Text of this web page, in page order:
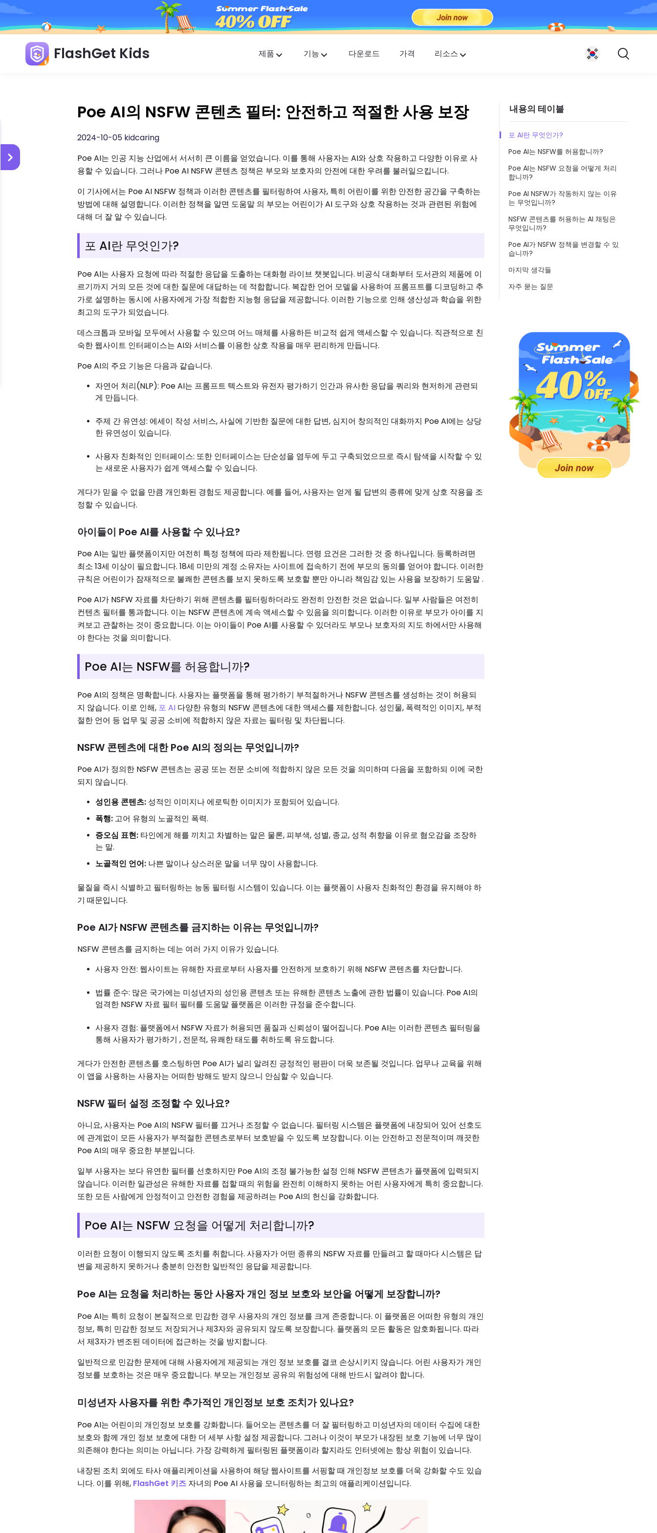
FlashGet Kids 제품
FlashGet Finder
기능 다운로드 가격 리소스
Poe AI의 NSFW 콘텐츠 필터: 안전하고 적절한 사용 보장
2024-10-05 kidcaring
Poe AI는 인공 지능 산업에서 서서히 큰 이름을 얻었습니다. 이를 통해 사용자는 AI와 상호 작용하고 다양한 이유로 사
용할 수 있습니다. 그러나 Poe AI NSFW 콘텐츠 정책은 부모와 보호자의 안전에 대한 우려를 불러일으킵니다.
이 기사에서는 Poe AI NSFW 정책과 이러한 콘텐츠를 필터링하여 사용자, 특히 어린이를 위한 안전한 공간을 구축하는
방법에 대해 설명합니다. 이러한 정책을 알면 도움말 의 부모는 어린이가 AI 도구와 상호 작용하는 것과 관련된 위험에
대해 더 잘 알 수 있습니다.
포 AI란 무엇인가?
Poe AI는 사용자 요청에 따라 적절한 응답을 도출하는 대화형 라이브 챗봇입니다. 비공식 대화부터 도서관의 제품에 이
르기까지 거의 모든 것에 대한 질문에 대답하는 데 적합합니다. 복잡한 언어 모델을 사용하여 프롬프트를 디코딩하고 추
가로 설명하는 동시에 사용자에게 가장 적합한 지능형 응답을 제공합니다. 이러한 기능으로 인해 생산성과 학습을 위한
최고의 도구가 되었습니다.
데스크톱과 모바일 모두에서 사용할 수 있으며 어느 매체를 사용하든 비교적 쉽게 액세스할 수 있습니다. 직관적으로 친
숙한 웹사이트 인터페이스는 AI와 서비스를 이용한 상호 작용을 매우 편리하게 만듭니다.
Poe AI의 주요 기능은 다음과 같습니다.
자연어 처리(NLP): Poe AI는 프롬프트 텍스트와 유전자 평가하기 인간과 유사한 응답을 쿼리와 현저하게 관련되
게 만듭니다.
주제 간 유연성: 에세이 작성 서비스, 사실에 기반한 질문에 대한 답변, 심지어 창의적인 대화까지 Poe AI에는 상당
한 유연성이 있습니다.
사용자 친화적인 인터페이스: 또한 인터페이스는 단순성을 염두에 두고 구축되었으므로 즉시 탐색을 시작할 수 있
는 새로운 사용자가 쉽게 액세스할 수 있습니다.
게다가 믿을 수 없을 만큼 개인화된 경험도 제공합니다. 예를 들어, 사용자는 얻게 될 답변의 종류에 맞게 상호 작용을 조
정할 수 있습니다.
아이들이 Poe AI를 사용할 수 있나요?
Poe AI는 일반 플랫폼이지만 여전히 특정 정책에 따라 제한됩니다. 연령 요건은 그러한 것 중 하나입니다. 등록하려면
최소 13세 이상이 필요합니다. 18세 미만의 계정 소유자는 사이트에 접속하기 전에 부모의 동의를 얻어야 합니다. 이러한
규칙은 어린이가 잠재적으로 불쾌한 콘텐츠를 보지 못하도록 보호할 뿐만 아니라 책임감 있는 사용을 보장하기 도움말 .
Poe AI가 NSFW 자료를 차단하기 위해 콘텐츠를 필터링하더라도 완전히 안전한 것은 없습니다. 일부 사람들은 여전히 ​​​​
컨텐츠 필터를 통과합니다. 이는 NSFW 콘텐츠에 계속 액세스할 수 있음을 의미합니다. 이러한 이유로 부모가 아이를 지
켜보고 관찰하는 것이 중요합니다. 이는 아이들이 Poe AI를 사용할 수 있더라도 부모나 보호자의 지도 하에서만 사용해
야 한다는 것을 의미합니다.
Poe AI는 NSFW를 허용합니까?
Poe AI의 정책은 명확합니다. 사용자는 플랫폼을 통해 평가하기 부적절하거나 NSFW 콘텐츠를 생성하는 것이 허용되
지 않습니다. 이로 인해, 포 AI 다양한 유형의 NSFW 콘텐츠에 대한 액세스를 제한합니다. 성인물, 폭력적인 이미지, 부적
절한 언어 등 업무 및 공공 소비에 적합하지 않은 자료는 필터링 및 차단됩니다.
NSFW 콘텐츠에 대한 Poe AI의 정의는 무엇입니까?
Poe AI가 정의한 NSFW 콘텐츠는 공공 또는 전문 소비에 적합하지 않은 모든 것을 의미하며 다음을 포함하되 이에 국한
되지 않습니다.
성인용 콘텐츠: 성적인 이미지나 에로틱한 이미지가 포함되어 있습니다.
폭행: 고어 유형의 노골적인 폭력.
증오심 표현: 타인에게 해를 끼치고 차별하는 말은 물론, 피부색, 성별, 종교, 성적 취향을 이유로 혐오감을 조장하
는 말.
노골적인 언어: 나쁜 말이나 상스러운 말을 너무 많이 사용합니다.
물질을 즉시 식별하고 필터링하는 능동 필터링 시스템이 있습니다. 이는 플랫폼이 사용자 친화적인 환경을 유지해야 하
기 때문입니다.
Poe AI가 NSFW 콘텐츠를 금지하는 이유는 무엇입니까?
NSFW 콘텐츠를 금지하는 데는 여러 가지 이유가 있습니다.
사용자 안전: 웹사이트는 유해한 자료로부터 사용자를 안전하게 보호하기 위해 NSFW 콘텐츠를 차단합니다.
법률 준수: 많은 국가에는 미성년자의 성인용 콘텐츠 또는 유해한 콘텐츠 노출에 관한 법률이 있습니다. Poe AI의
엄격한 NSFW 자료 필터 필터를 도움말 플랫폼은 이러한 규정을 준수합니다.
사용자 경험: 플랫폼에서 NSFW 자료가 허용되면 품질과 신뢰성이 떨어집니다. Poe AI는 이러한 콘텐츠 필터링을
통해 사용자가 평가하기 , 전문적, 유쾌한 태도를 취하도록 유도합니다.
게다가 안전한 콘텐츠를 호스팅하면 Poe AI가 널리 알려진 긍정적인 평판이 더욱 보존될 것입니다. 업무나 교육을 위해
이 앱을 사용하는 사용자는 어떠한 방해도 받지 않으니 안심할 수 있습니다.
NSFW 필터 설정 조정할 수 있나요?
아니요, 사용자는 Poe AI의 NSFW 필터를 끄거나 조정할 수 없습니다. 필터링 시스템은 플랫폼에 내장되어 있어 선호도
에 관계없이 모든 사용자가 부적절한 콘텐츠로부터 보호받을 수 있도록 보장합니다. 이는 안전하고 전문적이며 깨끗한
Poe AI의 매우 중요한 부분입니다.
일부 사용자는 보다 유연한 필터를 선호하지만 Poe AI의 조정 불가능한 설정 인해 NSFW 콘텐츠가 플랫폼에 입력되지
않습니다. 이러한 일관성은 유해한 자료를 접할 때의 위험을 완전히 이해하지 못하는 어린 사용자에게 특히 중요합니다.
또한 모든 사람에게 안정적이고 안전한 경험을 제공하려는 Poe AI의 헌신을 강화합니다.
Poe AI는 NSFW 요청을 어떻게 처리합니까?
이러한 요청이 이행되지 않도록 조치를 취합니다. 사용자가 어떤 종류의 NSFW 자료를 만들려고 할 때마다 시스템은 답
변을 제공하지 못하거나 충분히 안전한 일반적인 응답을 제공합니다.
Poe AI는 요청을 처리하는 동안 사용자 개인 정보 보호와 보안을 어떻게 보장합니까?
Poe AI는 특히 요청이 본질적으로 민감한 경우 사용자의 개인 정보를 크게 존중합니다. 이 플랫폼은 어떠한 유형의 개인
정보, 특히 민감한 정보도 저장되거나 제3자와 공유되지 않도록 보장합니다. 플랫폼의 모든 활동은 암호화됩니다. 따라
서 제3자가 변조된 데이터에 접근하는 것을 방지합니다.
일반적으로 민감한 문제에 대해 사용자에게 제공되는 개인 정보 보호를 결코 손상시키지 않습니다. 어린 사용자가 개인
정보를 보호하는 것은 매우 중요합니다. 부모는 개인정보 공유의 위험성에 대해 반드시 알려야 합니다.
미성년자 사용자를 위한 추가적인 개인정보 보호 조치가 있나요?
Poe AI는 어린이의 개인정보 보호를 강화합니다. 들어오는 콘텐츠를 더 잘 필터링하고 미성년자의 데이터 수집에 대한
보호와 함께 개인 정보 보호에 대한 더 세부 사항 설정 제공합니다. 그러나 이것이 부모가 내장된 보호 기능에 너무 많이
의존해야 한다는 의미는 아닙니다. 가장 강력하게 필터링된 플랫폼이라 할지라도 인터넷에는 항상 위험이 있습니다.
내장된 조치 외에도 타사 애플리케이션을 사용하여 해당 웹사이트를 서핑할 때 개인정보 보호를 더욱 강화할 수도 있습
니다. 이를 위해, FlashGet 키즈 자녀의 Poe AI 사용을 모니터링하는 최고의 애플리케이션입니다.
내용의 테이블
포 AI란 무엇인가?
Poe AI는 NSFW를 허용합니까?
Poe AI는 NSFW 요청을 어떻게 처리
합니까?
Poe AI NSFW가 작동하지 않는 이유
는 무엇입니까?
NSFW 콘텐츠를 허용하는 AI 채팅은
무엇입니까?
Poe AI가 NSFW 정책을 변경할 수 있
습니까?
마지막 생각들
자주 묻는 질문